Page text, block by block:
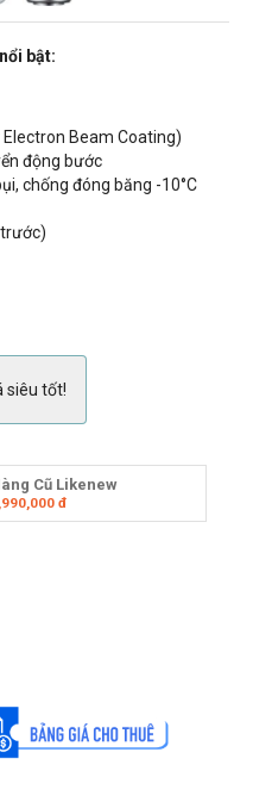
bật:
Beam Coating)
động bước
chống đóng băng -10°C
siêu tốt!
Cũ Likenew
đ